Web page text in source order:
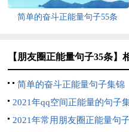
简单的奋斗正能量句子55条
【朋友圈正能量句子35条】
简单的奋斗正能量句子集锦
75句
2021年qq空间正能量的句子
锦99条
2021年常用朋友圈正能量句